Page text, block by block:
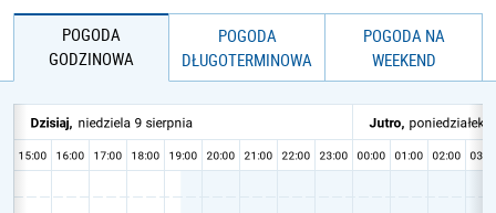
POGODA
GODZINOWA
POGODA
DŁUGOTERMINOWA
POGODA NA
WEEKEND